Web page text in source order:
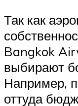
Так как
Bangkok
выбирают
Например,
оттуда